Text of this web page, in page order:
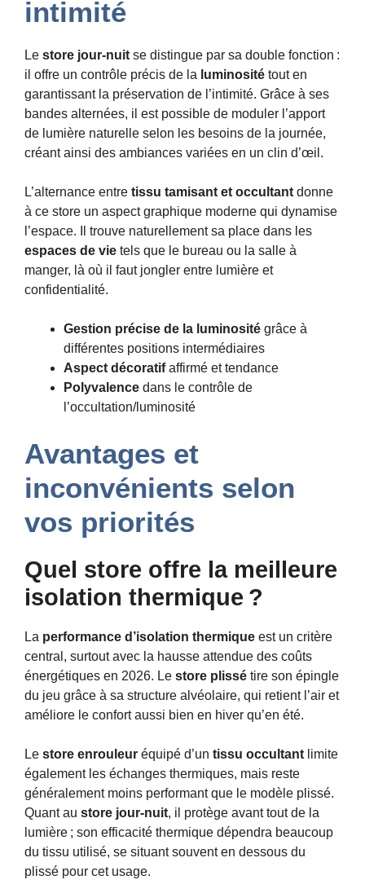
intimité
Le store jour-nuit se distingue par sa double fonction :
il offre un contrôle précis de la luminosité tout en
garantissant la préservation de l’intimité. Grâce à ses
bandes alternées, il est possible de moduler l’apport
de lumière naturelle selon les besoins de la journée,
créant ainsi des ambiances variées en un clin d’œil.
L’alternance entre tissu tamisant et occultant donne
à ce store un aspect graphique moderne qui dynamise
l’espace. Il trouve naturellement sa place dans les
espaces de vie tels que le bureau ou la salle à
manger, là où il faut jongler entre lumière et
confidentialité.
Gestion précise de la luminosité grâce à
différentes positions intermédiaires
Aspect décoratifaffirmé et tendance
Polyvalence dans le contrôle de
l’occultation/luminosité
Avantages et
inconvénients selon
vos priorités
Quel store offre la meilleure
isolation thermique ?
La performance d’isolation thermique est un critère
central, surtout avec la hausse attendue des coûts
énergétiques en 2026. Le store plissé tire son épingle
du jeu grâce à sa structure alvéolaire, qui retient l’air et
améliore le confort aussi bien en hiver qu’en été.
Le store enrouleur équipé d’un tissu occultant limite
également les échanges thermiques, mais reste
généralement moins performant que le modèle plissé.
Quant au store jour-nuit, il protège avant tout de la
lumière ; son efficacité thermique dépendra beaucoup
du tissu utilisé, se situant souvent en dessous du
plissé pour cet usage.